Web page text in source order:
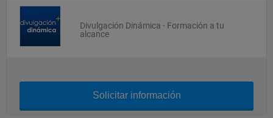
Divulgación Dinámica - Formación a tu
alcance
Solicitar información